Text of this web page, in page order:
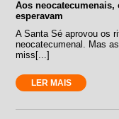
Aos
esperavam
A Santa Sé aprovou os
neocatecumenal. Mas
miss[...]
LER MAIS